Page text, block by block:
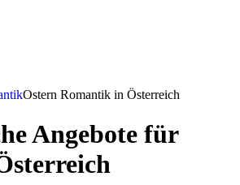
Ostern Romantik in Österreich
Angebote für